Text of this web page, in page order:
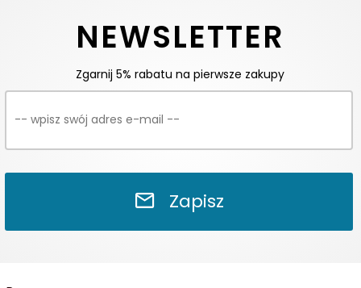
NEWSLETTER
Zgarnij 5% rabatu na pierwsze zakupy
Zapisz